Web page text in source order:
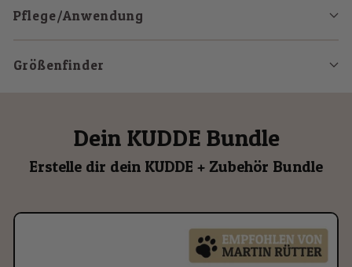
Pflege/Anwendung
Größenfinder
Dein KUDDE Bundle
Erstelle dir dein KUDDE + Zubehör Bundle